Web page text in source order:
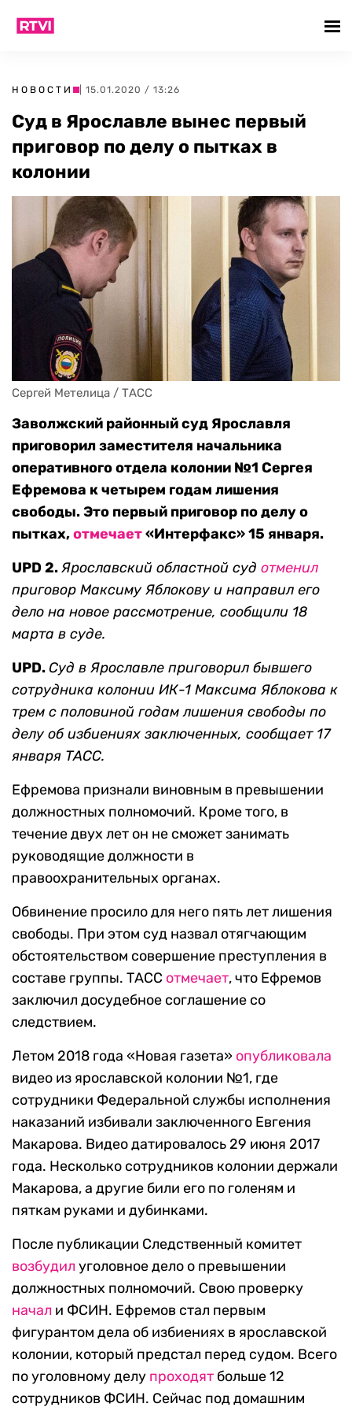
НОВОСТИ | 15.01.2020 / 13:26
Суд в Ярославле вынес первый
приговор по делу о пытках в
колонии
Сергей Метелица / ТАСС
Заволжский районный суд Ярославля
приговорил заместителя начальника
оперативного отдела колонии №1 Сергея
Ефремова к четырем годам лишения
свободы. Это первый приговор по делу о
пытках,отмечает«Интерфакс» 15 января.
UPD 2.Ярославский областной суд отменил
приговор Максиму Яблокову и направил его
дело на новое рассмотрение, сообщили 18
марта в суде.
UPD.Суд в Ярославле приговорил бывшего
сотрудника колонии ИК-1 Максима Яблокова к
трем с половиной годам лишения свободы по
делу об избиениях заключенных, сообщает 17
января ТАСС.
Ефремова признали виновным в превышении
должностных полномочий. Кроме того, в
течение двух лет он не сможет занимать
руководящие должности в
правоохранительных органах.
Обвинение просило для него пять лет лишения
свободы. При этом суд назвал отягчающим
обстоятельством совершение преступления в
составе группы. ТАСС отмечает, что Ефремов
заключил досудебное соглашение со
следствием.
Летом 2018 года «Новая газета» опубликовала
видео из ярославской колонии №1, где
сотрудники Федеральной службы исполнения
наказаний избивали заключенного Евгения
Макарова. Видео датировалось 29 июня 2017
года. Несколько сотрудников колонии держали
Макарова, а другие били его по голеням и
пяткам руками и дубинками.
После публикации Следственный комитет
возбудил уголовное дело о превышении
должностных полномочий. Свою проверку
начал и ФСИН. Ефремов стал первым
фигурантом дела об избиениях в ярославской
колонии, который предстал перед судом. Всего
по уголовному делу проходят больше 12
сотрудников ФСИН. Сейчас под домашним